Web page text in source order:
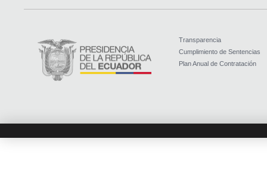
Transparencia
Cumplimiento de Sentencias
Plan Anual de Contratación